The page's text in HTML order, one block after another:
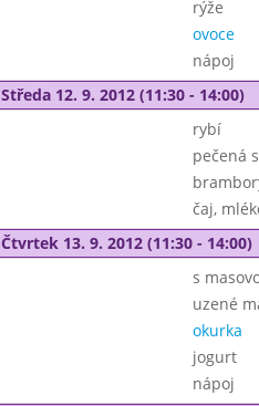
rýže
ovoce
nápoj
Středa 12. 9. 2012 (11:30 - 14:00)
rybí
pečená
čaj,
Čtvrtek 13. 9. 2012 (11:30 - 14:00)
s
uzené
okurka
jogurt
nápoj